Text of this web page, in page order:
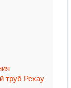
труб Рехау